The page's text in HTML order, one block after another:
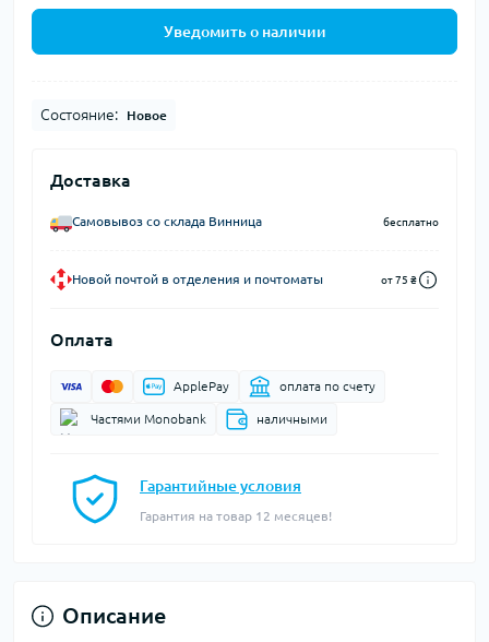
Уведомить о наличии
Состояние: Новое
Доставка
Самовывоз со склада Винница бесплатно
Новой почтой в отделения и почтоматы от 75 ₴
Оплата
ApplePay оплата по счету
Частями Monobank наличными
Гарантийные условия
Гарантия на товар 12 месяцев!
Описание